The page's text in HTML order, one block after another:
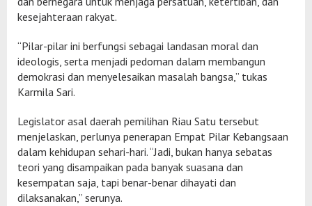
kesejahteraan rakyat.
“Pilar-pilar ini berfungsi sebagai landasan moral dan
ideologis, serta menjadi pedoman dalam membangun
demokrasi dan menyelesaikan masalah bangsa,” tukas
Karmila Sari.
Legislator asal daerah pemilihan Riau Satu tersebut
menjelaskan, perlunya penerapan Empat Pilar Kebangsaan
dalam kehidupan sehari-hari. “Jadi, bukan hanya sebatas
teori yang disampaikan pada banyak suasana dan
kesempatan saja, tapi benar-benar dihayati dan
dilaksanakan,” serunya.